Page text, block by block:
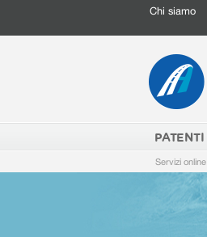
Chi siamo
PATENTI
Servizi online